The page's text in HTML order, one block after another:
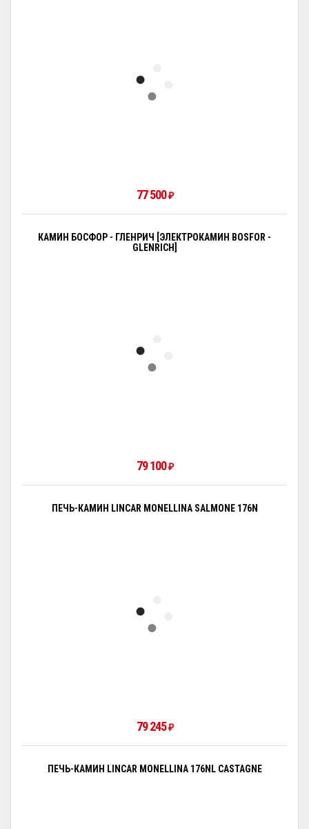
77 500₽
КАМИН БОСФОР - ГЛЕНРИЧ [ЭЛЕКТРОКАМИН BOSFOR -
GLENRICH]
79 100₽
ПЕЧЬ-КАМИН LINCAR MONELLINA SALMONE 176N
79 245₽
ПЕЧЬ-КАМИН LINCAR MONELLINA 176NL CASTAGNE